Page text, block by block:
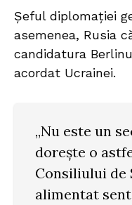
Șeful diplomației
asemenea, Rusia
candidatura
acordat Ucrainei.
„Nu este un
dorește o
Consiliului de
alimentat